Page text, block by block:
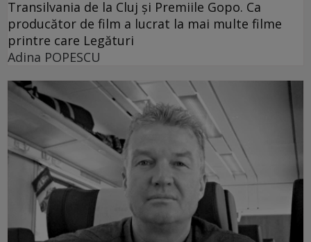
Transilvania de la Cluj şi Premiile Gopo. Ca
producător de film a lucrat la mai multe filme
printre care Legături
Adina POPESCU